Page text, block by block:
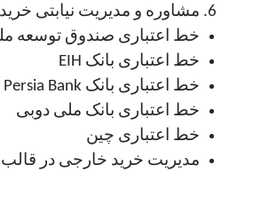
مشاوره و مدیریت نیابتی
خط اعتباری صندوق توسعه
خط اعتباری بانک EIH
خط اعتباری بانک Persia Bank
خط اعتباری بانک ملی دوبی
خط اعتباری چین
مدیریت خرید خارجی در قالب